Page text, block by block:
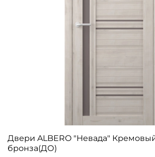
Двери ALBERO "Невада"
бронза(ДО)